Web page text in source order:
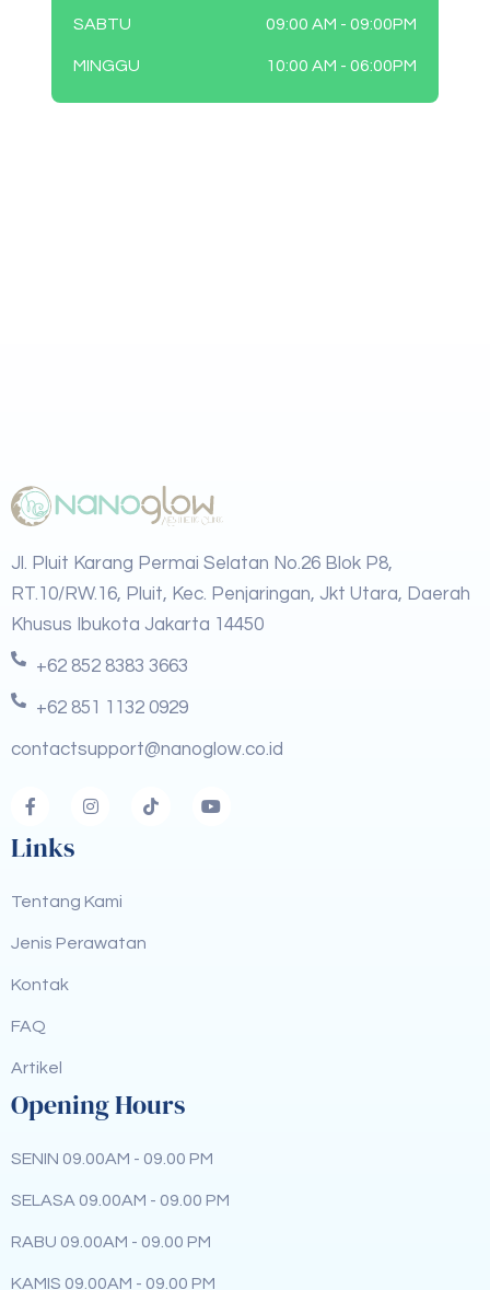
SABTU 09:00 AM - 09:00PM
MINGGU 10:00 AM - 06:00PM
Jl. Pluit Karang Permai Selatan No.26 Blok P8,
RT.10/RW.16, Pluit, Kec. Penjaringan, Jkt Utara, Daerah
Khusus Ibukota Jakarta 14450
+62 852 8383 3663
+62 851 1132 0929
contactsupport@nanoglow.co.id
Links
Tentang Kami
Jenis Perawatan
Kontak
FAQ
Artikel
Opening Hours
SENIN 09.00AM - 09.00 PM
SELASA 09.00AM - 09.00 PM
RABU 09.00AM - 09.00 PM
KAMIS 09.00AM - 09.00 PM